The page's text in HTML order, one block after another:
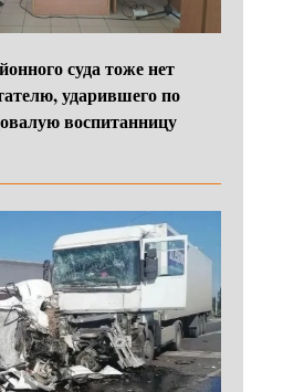
суда тоже нет
ударившего по
воспитанницу